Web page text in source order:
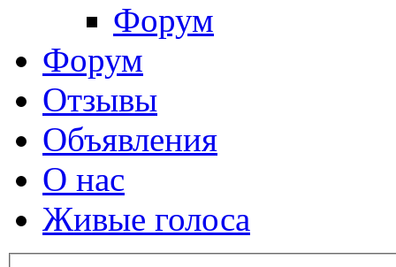
Форум
Форум
Отзывы
Объявления
О нас
Живые голоса